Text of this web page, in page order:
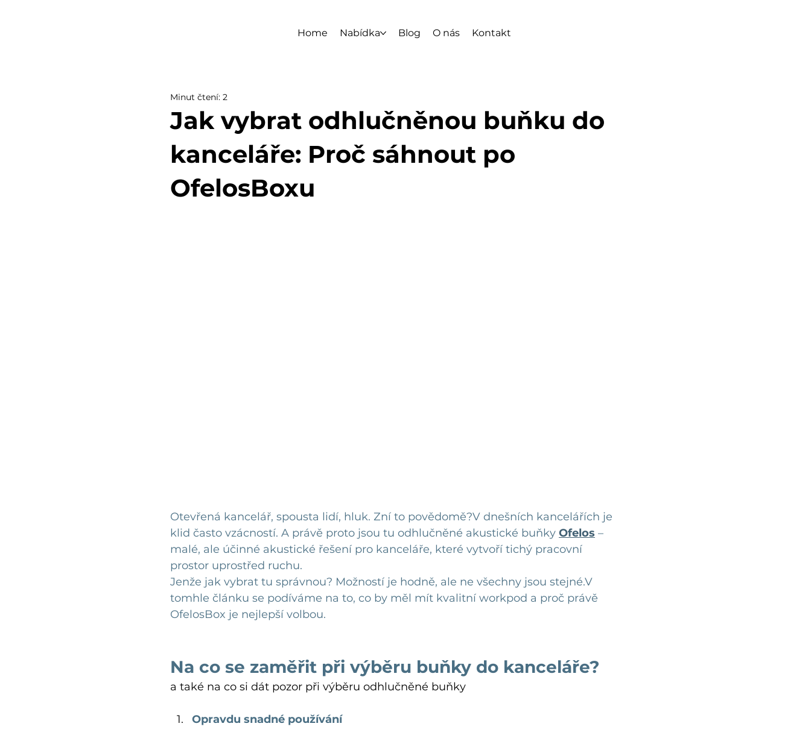
Home Nabídka Blog O nás Kontakt
Jak vybrat odhlučněnou buňku do
kanceláře: Proč sáhnout po
OfelosBoxu
Minut čtení: 2
Otevřená kancelář, spousta lidí, hluk. Zní to povědomě?V dnešních kancelářích je
klid často vzácností. A právě proto jsou tu odhlučněné akustické buňky Ofelos –
malé, ale účinné akustické řešení pro kanceláře, které vytvoří tichý pracovní
prostor uprostřed ruchu.
Jenže jak vybrat tu správnou? Možností je hodně, ale ne všechny jsou stejné.V
tomhle článku se podíváme na to, co by měl mít kvalitní workpod a proč právě
OfelosBox je nejlepší volbou.
Na co se zaměřit při výběru buňky do kanceláře?
a také na co si dát pozor při výběru odhlučněné buňky
Opravdu snadné používání